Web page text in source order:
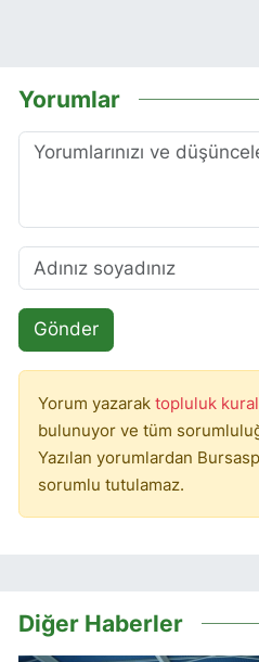
Yorumlar
Gönder
Yorum yazarak topluluk
bulunuyor ve tüm
Yazılan yorumlardan
sorumlu tutulamaz.
Diğer Haberler